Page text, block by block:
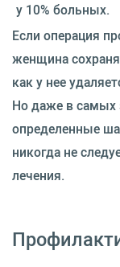
у 10% больных.
Если операция
женщина
как у нее
Но даже в самых
определенные
никогда не
лечения.